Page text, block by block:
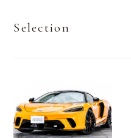
Selection